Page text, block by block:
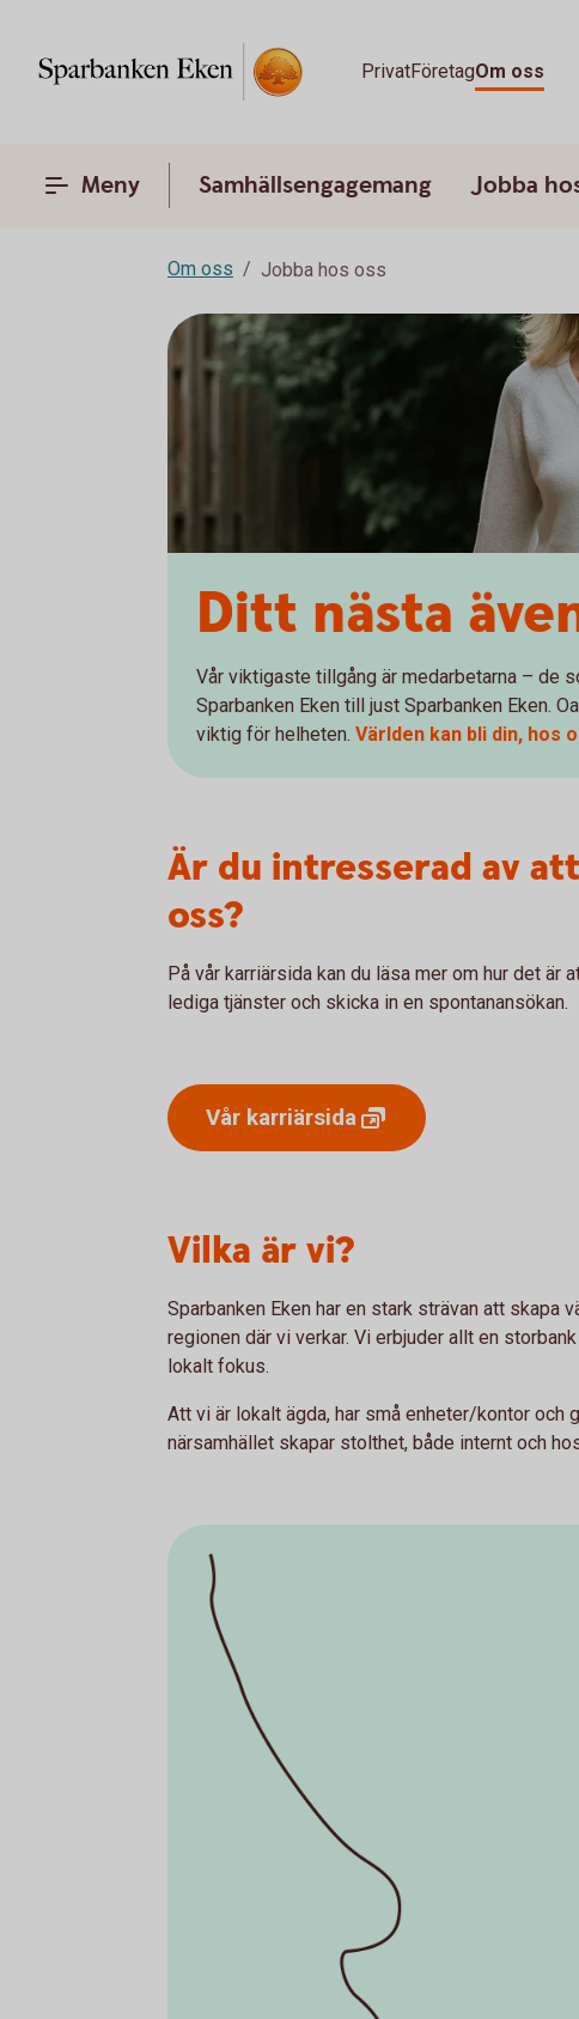
PrivatFöretagOm oss
Meny Samhällsengagemang Jobba
Om oss Jobba hos oss
Ditt nästa
Vår viktigaste tillgång är medarbetarna – de
Sparbanken Eken till just Sparbanken Eken.
viktig för helheten. Världen kan bli din, hos
Är du intresserad av
oss?
På vår karriärsida kan du läsa mer om hur det är
lediga tjänster och skicka in en spontanansökan.
Vår karriärsida
Vilka är vi?
Sparbanken Eken har en stark strävan att skapa
regionen där vi verkar. Vi erbjuder allt en
lokalt fokus.
Att vi är lokalt ägda, har små enheter/kontor och
närsamhället skapar stolthet, både internt och